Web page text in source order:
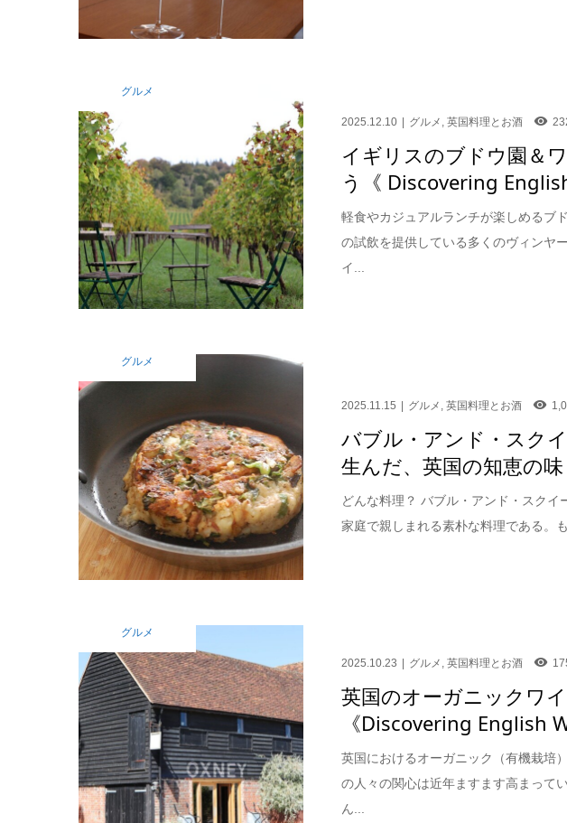
グルメ
2025.12.10 グルメ ,英国料理とお酒
イギリスのブドウ園＆
う《 Discovering
軽食やカジュアルランチが楽しめるブ
の試飲を提供している多くのヴィンヤ
イ...
グルメ
2025.11.15 グルメ ,英国料理とお酒
バブル・アンド・スク
生んだ、英国の知恵の味
どんな料理？ バブル・アンド・スク
家庭で親しまれる素朴な料理である。
グルメ
2025.10.23 グルメ ,英国料理とお酒
英国のオーガニックワ
《Discovering English
英国におけるオーガニック（有機栽培
の人々の関心は近年ますます高まって
ん...